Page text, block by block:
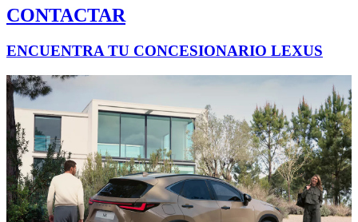
CONTACTAR
ENCUENTRA TU CONCESIONARIO LEXUS